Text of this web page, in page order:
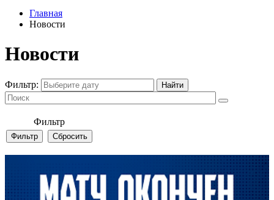
Главная
Новости
Новости
Фильтр:
Фильтр